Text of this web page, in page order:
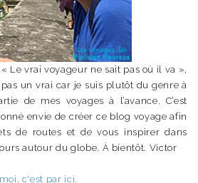
Le vrai voyageur ne sait pas où il va »,
pas un vrai car je suis plutôt du genre à
de mes voyages à l’avance. C’est
envie de créer ce blog voyage afin
de routes et de vous inspirer dans
autour du globe. À bientôt. Victor
c'est par ici.